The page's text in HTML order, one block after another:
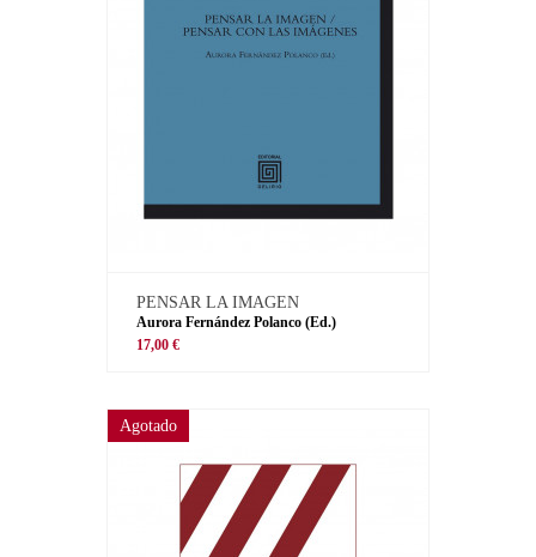
PENSAR LA IMAGEN
Aurora Fernández Polanco (Ed.)
17,00 €
Agotado